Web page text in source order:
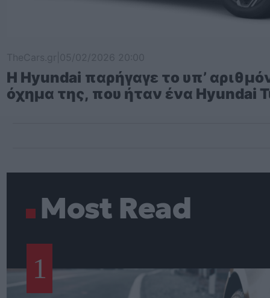
Η Hyundai παρήγαγε το υπ’
όχημα της, που ήταν ένα Hyundai
Most Read
1